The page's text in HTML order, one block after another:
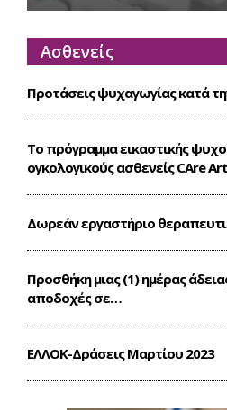
Ασθενείς
Προτάσεις ψυχαγωγίας κατά
Το πρόγραμμα εικαστικής
ογκολογικούς ασθενείς CΑre
Δωρεάν εργαστήριο
Προσθήκη μιας (1) ημέρας
αποδοχές σε…
ΕΛΛΟΚ-Δράσεις Mαρτίου 2023